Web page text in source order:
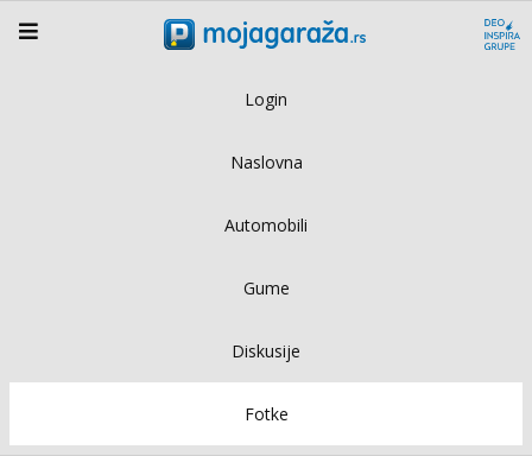
Login
Naslovna
Automobili
Gume
Diskusije
Fotke